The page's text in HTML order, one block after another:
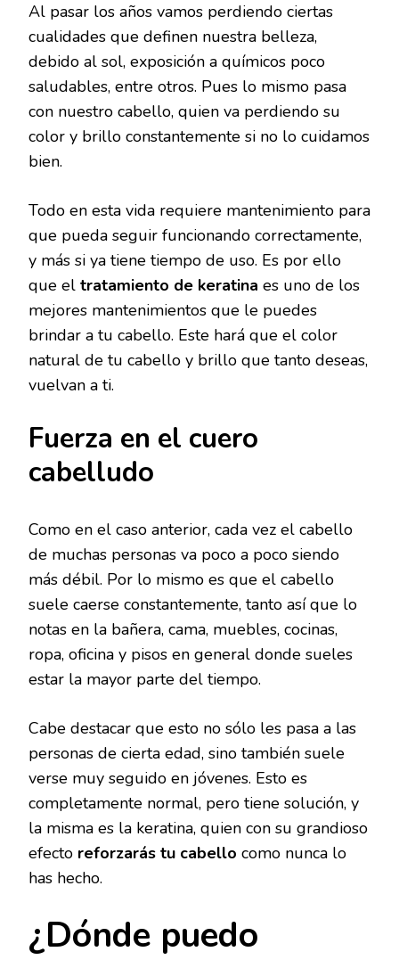
Al pasar los años vamos perdiendo ciertas
cualidades que definen nuestra belleza,
debido al sol, exposición a químicos poco
saludables, entre otros. Pues lo mismo pasa
con nuestro cabello, quien va perdiendo su
color y brillo constantemente si no lo cuidamos
bien.
Todo en esta vida requiere mantenimiento para
que pueda seguir funcionando correctamente,
y más si ya tiene tiempo de uso. Es por ello
que el tratamiento de keratina es uno de los
mejores mantenimientos que le puedes
brindar a tu cabello. Este hará que el color
natural de tu cabello y brillo que tanto deseas,
vuelvan a ti.
Fuerza en el cuero
cabelludo
Como en el caso anterior, cada vez el cabello
de muchas personas va poco a poco siendo
más débil. Por lo mismo es que el cabello
suele caerse constantemente, tanto así que lo
notas en la bañera, cama, muebles, cocinas,
ropa, oficina y pisos en general donde sueles
estar la mayor parte del tiempo.
Cabe destacar que esto no sólo les pasa a las
personas de cierta edad, sino también suele
verse muy seguido en jóvenes. Esto es
completamente normal, pero tiene solución, y
la misma es la keratina, quien con su grandioso
efecto reforzarás tu cabello como nunca lo
has hecho.
¿Dónde puedo